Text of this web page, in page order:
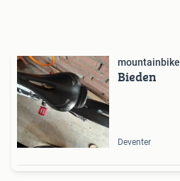
mountainbike
Bieden
Deventer